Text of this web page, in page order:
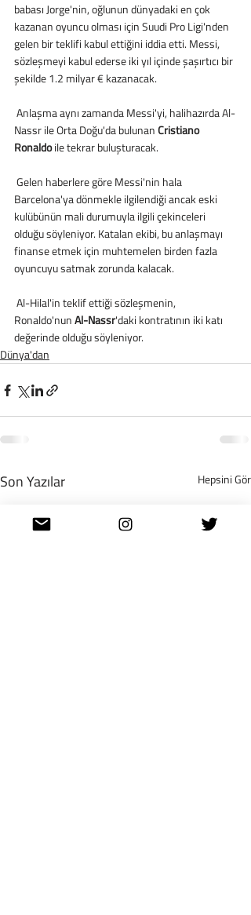
babası Jorge'nin, oğlunun dünyadaki en çok
kazanan oyuncu olması için Suudi Pro Ligi'nden
gelen bir teklifi kabul ettiğini iddia etti. Messi,
sözleşmeyi kabul ederse iki yıl içinde şaşırtıcı bir
şekilde 1.2 milyar € kazanacak.
Nassr ile Orta Doğu'da bulunan Cristiano
Ronaldo ile tekrar buluşturacak.
Barcelona'ya dönmekle ilgilendiği ancak eski
kulübünün mali durumuyla ilgili çekinceleri
olduğu söyleniyor. Katalan ekibi, bu anlaşmayı
finanse etmek için muhtemelen birden fazla
oyuncuyu satmak zorunda kalacak.
Ronaldo'nun Al-Nassr'daki kontratının iki katı
değerinde olduğu söyleniyor.
Dünya'dan
Son Yazılar Hepsini Gör